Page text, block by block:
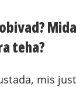
teha?
mis